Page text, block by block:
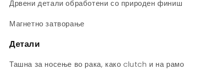
Дрвени детали обработени со природен финиш
Магнетно затворање
Детали
Ташна за носење во рака, како clutch и на рамо